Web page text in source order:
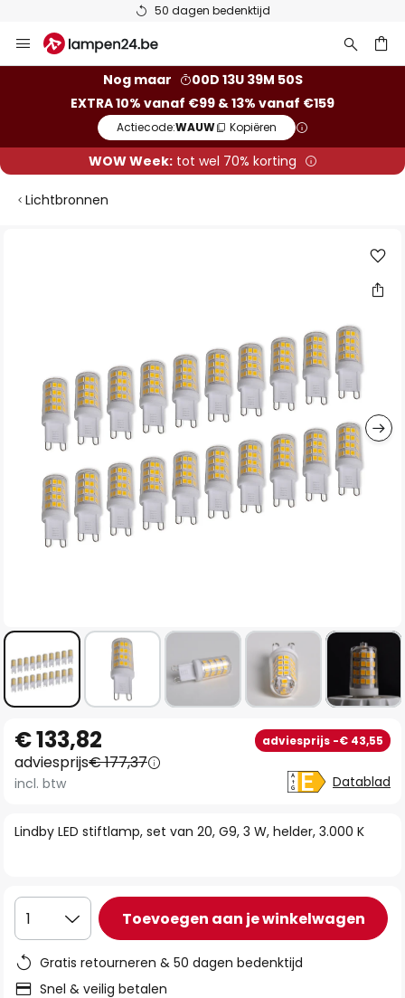
50 dagen bedenktijd
naar
Nog maar
00D 13U 39M 49S
EXTRA 10% vanaf €99 & 13% vanaf €159
Actiecode:WAUW Kopiëren
WOW Week:tot wel 70% korting
Lichtbronnen
afbeeldingen-
gallerij
naar
het
begin
de
Lindby LED stiftlamp, set van 20, G9, 3 W, helder, 3.000 K
€ 133,82 adviesprijs -€ 43,55
adviesprijs€ 177,37
incl. btw Datablad
1 Toevoegen aan je winkelwagen
Gratis retourneren & 50 dagen bedenktijd
Snel & veilig betalen